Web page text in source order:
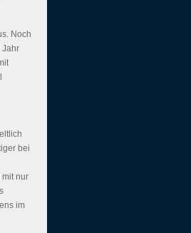
Noch
Jahr
bei
mit nur
im